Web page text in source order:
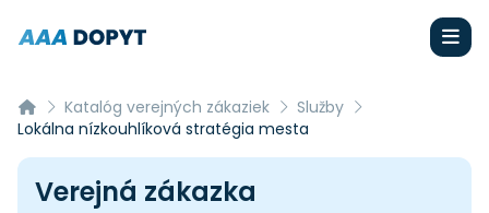
Katalóg verejných zákaziek
Služby
Lokálna nízkouhlíková stratégia mesta
Verejná zákazka